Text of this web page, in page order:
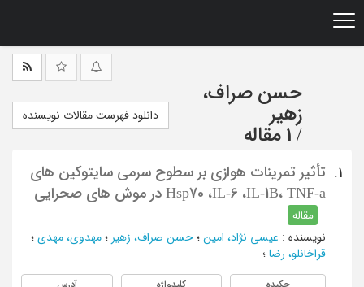
حسن صراف،
زهیر
/ 1 مقاله
دانلود فهرست مقالات نویسنده
1.
تأثیر تمرینات هوازی بر سطوح سرمی سایتوکین های
Hsp70 ،IL-6 ،IL-1B، TNF-a در موش های صحرایی
مقاله
نویسنده : عیسی نژاد، امین ؛ حسن صراف، زهیر ؛ مهدوی، مهدی ؛
قراخانلو، رضا ؛
چکیده کلیدواژه آدرس